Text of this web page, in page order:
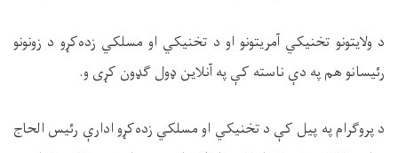
د ولایتونو تخنیکي آمریتونو او د تخنیکي او مسلکي زده‌کړو د زونونو
رئیسانو هم په دې ناسته کې په آنلاین ډول ګډون کړی و.
د پروګرام په پیل کې د تخنیکي او مسلکي زده‌کړو ادارې رئیس الحاج